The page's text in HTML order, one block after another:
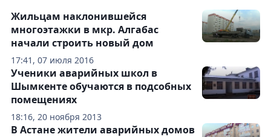
17:41, 07 июля 2016
Жильцам наклонившейся
многоэтажки в мкр. Алгабас
начали строить новый дом
18:16, 20 ноября 2013
Ученики аварийных школ в
Шымкенте обучаются в подсобных
помещениях
В Астане жители аварийных домов